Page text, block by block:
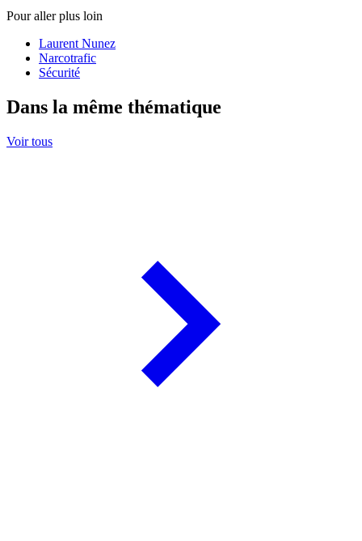
Pour aller plus loin
Laurent Nunez
Narcotrafic
Sécurité
Dans la même thématique
Voir tous